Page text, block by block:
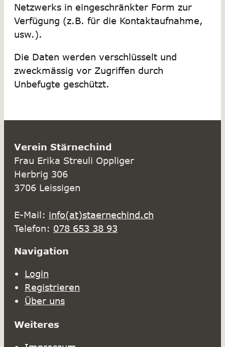
Netzwerks in eingeschränkter Form zur
Verfügung (z.B. für die Kontaktaufnahme,
usw.).
Die Daten werden verschlüsselt und
zweckmässig vor Zugriffen durch
Unbefugte geschützt.
Verein Stärnechind
Frau Erika Streuli Oppliger
Herbrig 306
3706 Leissigen
E-Mail: info(at)staernechind.ch
Telefon: 078 653 38 93
Navigation
Login
Registrieren
Über uns
Weiteres